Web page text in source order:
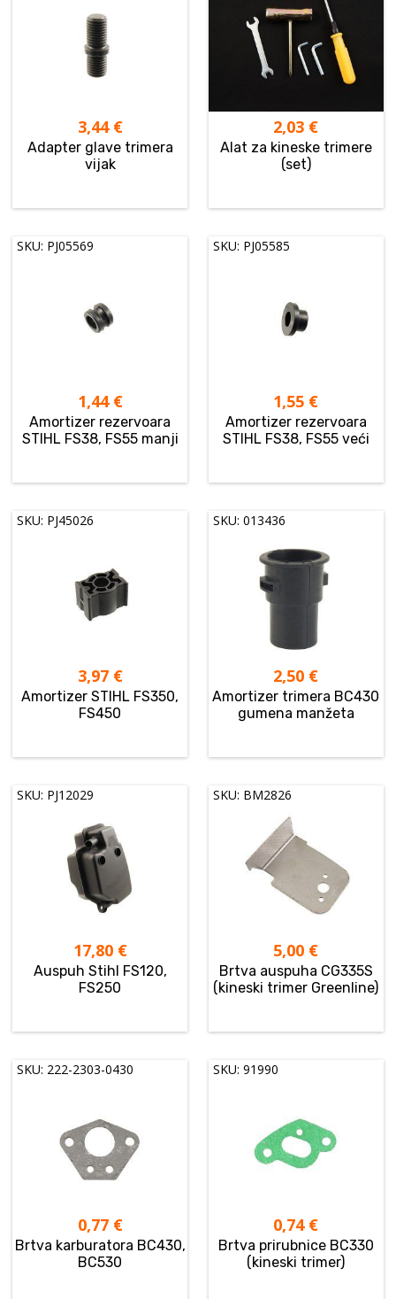
3,44 €
Adapter glave trimera
vijak
2,03 €
Alat za kineske trimere
(set)
SKU: PJ05569
1,44 €
Amortizer rezervoara
STIHL FS38, FS55 manji
SKU: PJ05585
1,55 €
Amortizer rezervoara
STIHL FS38, FS55 veći
SKU: PJ45026
3,97 €
Amortizer STIHL FS350,
FS450
SKU: 013436
2,50 €
Amortizer trimera BC430
gumena manžeta
SKU: PJ12029
17,80 €
Auspuh Stihl FS120,
FS250
SKU: BM2826
5,00 €
Brtva auspuha CG335S
(kineski trimer Greenline)
SKU: 222-2303-0430
0,77 €
Brtva karburatora BC430,
BC530
SKU: 91990
0,74 €
Brtva prirubnice BC330
(kineski trimer)